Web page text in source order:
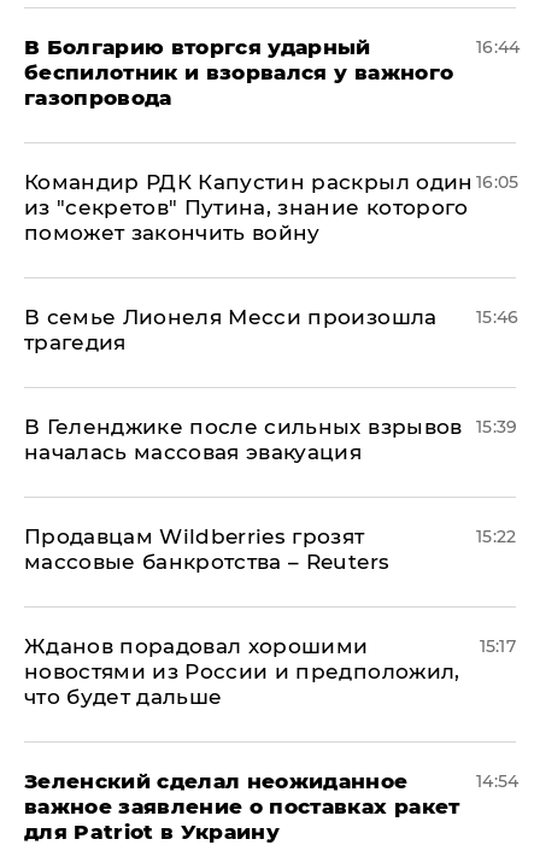
В Болгарию вторгся ударный
беспилотник и взорвался у важного
газопровода
16:44
Командир РДК Капустин раскрыл один
из "секретов" Путина, знание которого
поможет закончить войну
16:05
В семье Лионеля Месси произошла
трагедия
15:46
В Геленджике после сильных взрывов
началась массовая эвакуация
15:39
Продавцам Wildberries грозят
массовые банкротства – Reuters
15:22
Жданов порадовал хорошими
новостями из России и предположил,
что будет дальше
15:17
Зеленский сделал неожиданное
важное заявление о поставках ракет
для Patriot в Украину
14:54